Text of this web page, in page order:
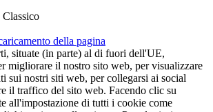
della pagina
situate (in parte) al di fuori dell'UE,
migliorare il nostro sito web, per visualizzare
sui nostri siti web, per collegarsi ai social
il traffico del sito web. Facendo clic su
all'impostazione di tutti i cookie come